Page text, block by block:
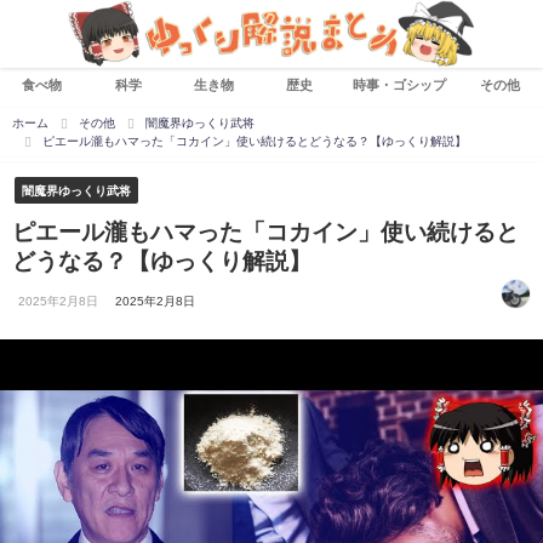
食べ物 科学 生き物 歴史 時事・ゴシップ その他
ホーム その他
闇魔界ゆっくり武将
ピエール瀧もハマった「コカイン」使い続けるとどうなる？【ゆっくり解説】
闇魔界ゆっくり武将
ピエール瀧もハマった「コカイン」使い続けると
どうなる？【ゆっくり解説】
2025年2月8日 2025年2月8日